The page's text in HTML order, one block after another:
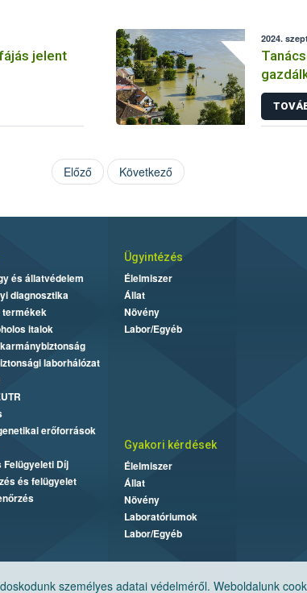
jelent
2024.
Előző Következő
személyes adatai védelméről. Weboldalunk
és állatvédelem
diagnosztika
italok
laborhálózat
erőforrások
Díj
és felügyelet
Ügyintézés
Élelmiszer
Állat
Növény
Labor/Egyéb
Gyakori kérdések
Élelmiszer
Állat
Növény
Laboratóriumok
Labor/Egyéb